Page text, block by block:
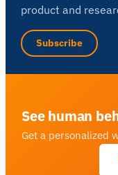
product and
Subscribe
See human
Get a personalized